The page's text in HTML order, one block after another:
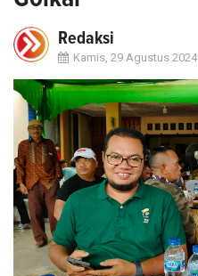
Redaksi
Kamis, 29 Agustus 2024